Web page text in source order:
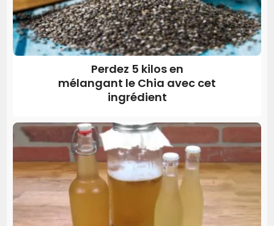
Perdez 5 kilos en
mélangant le Chia avec cet
ingrédient